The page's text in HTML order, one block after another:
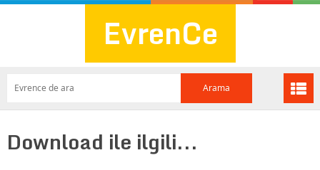
EvrenCe
Download ile ilgili...